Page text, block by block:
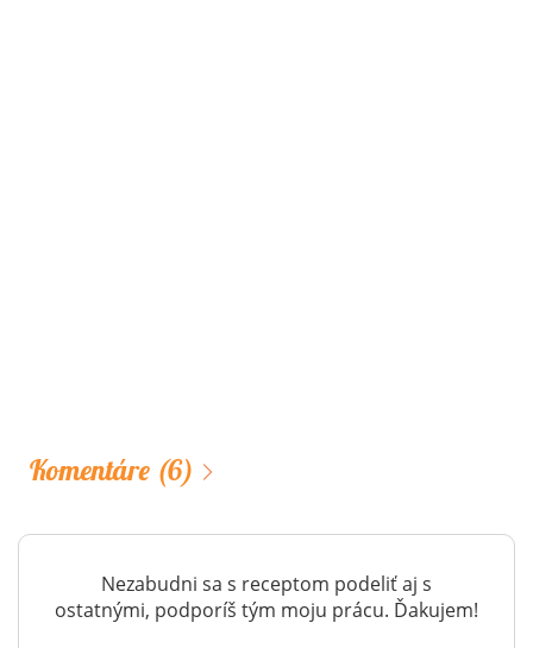
Komentáre (6)
Nezabudni sa s receptom podeliť aj s
ostatnými, podporíš tým moju prácu. Ďakujem!